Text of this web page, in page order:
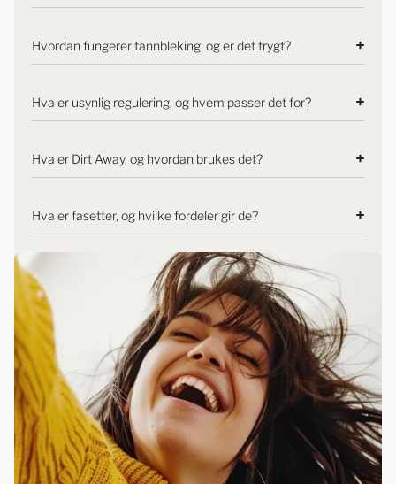
Hvordan fungerer tannbleking, og er det trygt?
Hva er usynlig regulering, og hvem passer det for?
Hva er Dirt Away, og hvordan brukes det?
Hva er fasetter, og hvilke fordeler gir de?